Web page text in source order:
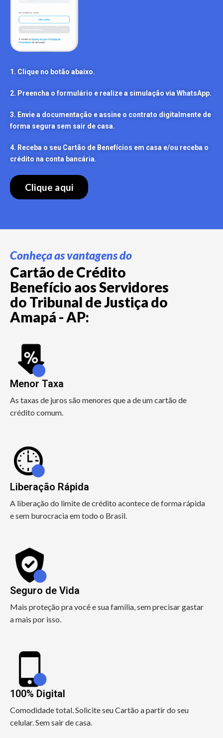
1. Clique no botão abaixo.
2. Preencha o formulário e realize a simulação via WhatsApp.
3. Envie a documentação e assine o contrato digitalmente de
forma segura sem sair de casa.
4. Receba o seu Cartão de Benefícios em casa e/ou receba o
crédito na conta bancária.
Clique aqui
Conheça as vantagens do
Cartão de Crédito
Benefício aos Servidores
do Tribunal de Justiça do
Amapá - AP:
Menor Taxa
As taxas de juros são menores que a de um cartão de
crédito comum.
Liberação Rápida
A liberação do limite de crédito acontece de forma rápida
e sem burocracia em todo o Brasil.
Seguro de Vida
Mais proteção pra você e sua família, sem precisar gastar
a mais por isso.
100% Digital
Comodidade total. Solicite seu Cartão a partir do seu
celular. Sem sair de casa.